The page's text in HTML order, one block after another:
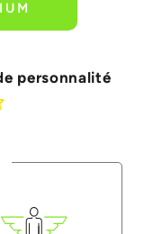
personnalité